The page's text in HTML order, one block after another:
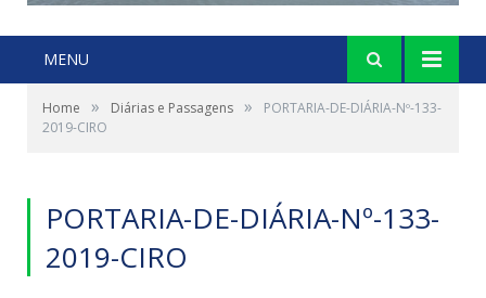
MENU
Home » Diárias e Passagens »
PORTARIA-DE-DIÁRIA-Nº-133-
2019-CIRO
PORTARIA-DE-DIÁRIA-Nº-133-
2019-CIRO